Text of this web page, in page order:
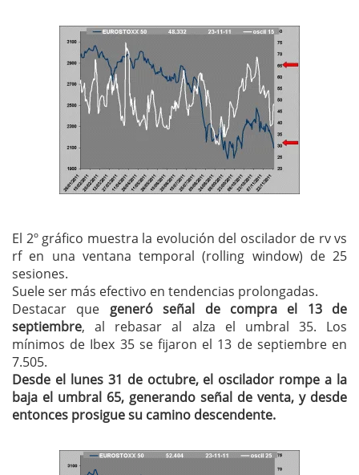
El 2º gráfico muestra la evolución del oscilador de rv vs
rf en una ventana temporal (rolling window) de 25
sesiones.
Suele ser más efectivo en tendencias prolongadas.
Destacar que generó señal de compra el 13 de
septiembre, al rebasar al alza el umbral 35. Los
mínimos de Ibex 35 se fijaron el 13 de septiembre en
7.505.
Desde el lunes 31 de octubre, el oscilador rompe a la
baja el umbral 65, generando señal de venta, y desde
entonces prosigue su camino descendente.